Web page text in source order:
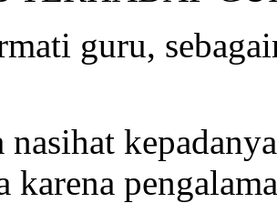
guru,
karena